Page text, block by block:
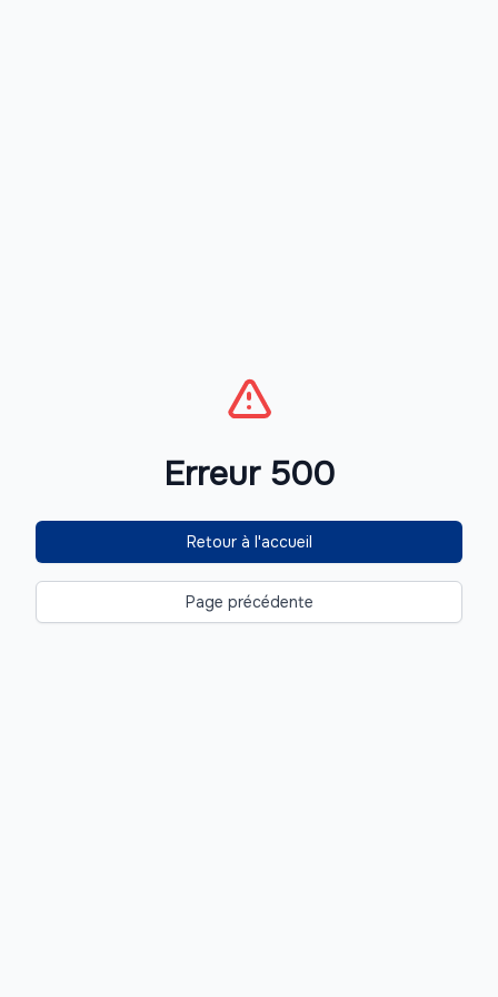
Erreur 500
Retour à l'accueil
Page précédente